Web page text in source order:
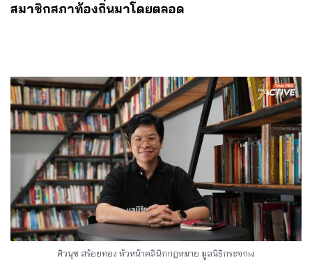
สมาชิกสภาท้องถิ่นมาโดยตลอด
ศิวนุช สร้อยทอง หัวหน้าคลินิกกฎหมาย มูลนิธิกระจกเง